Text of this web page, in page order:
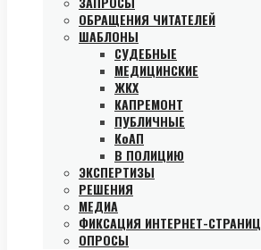
ОБРАЩЕНИЯ ЧИТАТЕЛЕЙ
ШАБЛОНЫ
СУДЕБНЫЕ
МЕДИЦИНСКИЕ
ЖКХ
КАПРЕМОНТ
ПУБЛИЧНЫЕ
КоАП
В ПОЛИЦИЮ
ЭКСПЕРТИЗЫ
РЕШЕНИЯ
МЕДИА
ФИКСАЦИЯ ИНТЕРНЕТ-СТРАНИЦ
ОПРОСЫ